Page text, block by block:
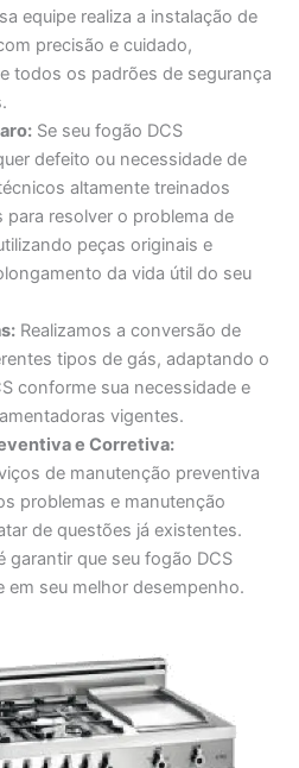
equipe realiza a instalação de
precisão e cuidado,
todos os padrões de segurança
Se seu fogão DCS
defeito ou necessidade de
altamente treinados
para resolver o problema de
peças originais e
da vida útil do seu
Realizamos a conversão de
tipos de gás, adaptando o
conforme sua necessidade e
vigentes.
e Corretiva:
de manutenção preventiva
problemas e manutenção
de questões já existentes.
garantir que seu fogão DCS
em seu melhor desempenho.